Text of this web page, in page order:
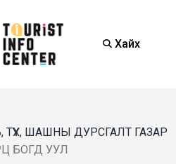
Хайх
ТҮҮХ, ШАШНЫ ДУРСГАЛТ ГАЗАР
БОГД УУЛ